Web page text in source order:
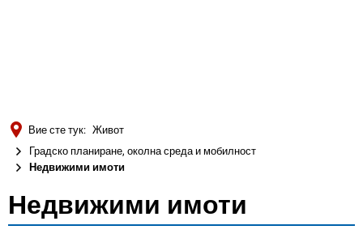
Русский
Deutsch
Вие сте тук: Живот
Градско планиране, околна среда и мобилност
Недвижими имоти
Недвижими
Недвижими имоти